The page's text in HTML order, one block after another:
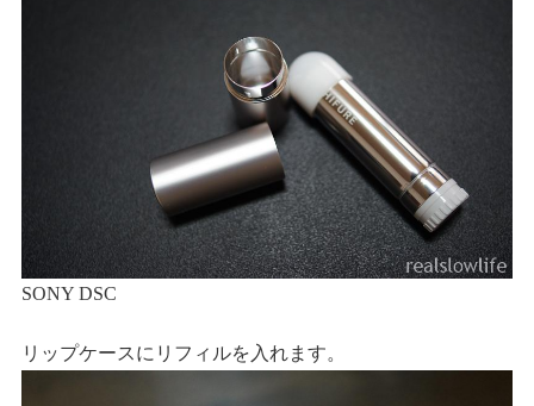
SONY DSC
リップケースにリフィルを入れます。